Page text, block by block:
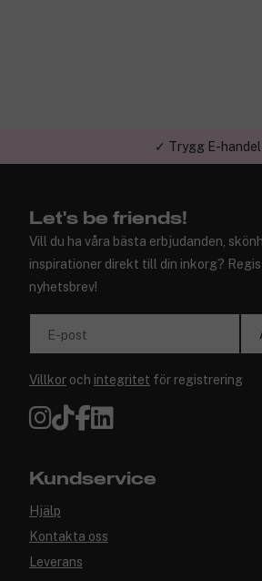
✓ Trygg E-handel
Let's be friends!
Vill du ha våra bästa erbjudanden,
inspirationer direkt till din inkorg?
nyhetsbrev!
E-post
Villkor och integritet för registrering
Kundservice
Hjälp
Kontakta oss
Leverans